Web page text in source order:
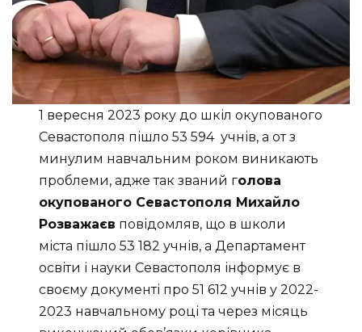
1 вересня 2023 року до шкіл окупованого
Севастополя пішло 53 594 учнів, а от з
минулим навчальним роком виникають
проблеми, адже так званий голова
окупованого Севастополя Михайло
Розважаєв повідомляв, що в школи
міста пішло 53 182 учнів, а Департамент
освіти і науки Севастополя інформує в
своєму документі про 51 612 учнів у 2022-
2023 навчальному році та через місяць